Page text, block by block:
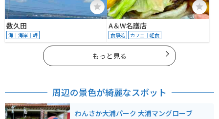
数久田
海｜海岸｜岬
A＆W名護店
食事処 カフェ｜軽食
もっと見る
周辺の景色が綺麗なスポット
わんさか大浦パーク 大浦マングローブ